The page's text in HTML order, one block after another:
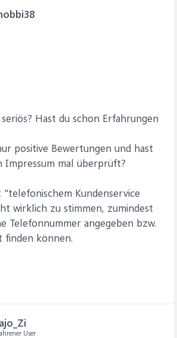
Hast du schon Erfahrungen
positive Bewertungen und hast
Impressum mal überprüft?
"telefonischem Kundenservice
wirklich zu stimmen, zumindest
Telefonnummer angegeben bzw.
finden können.
User